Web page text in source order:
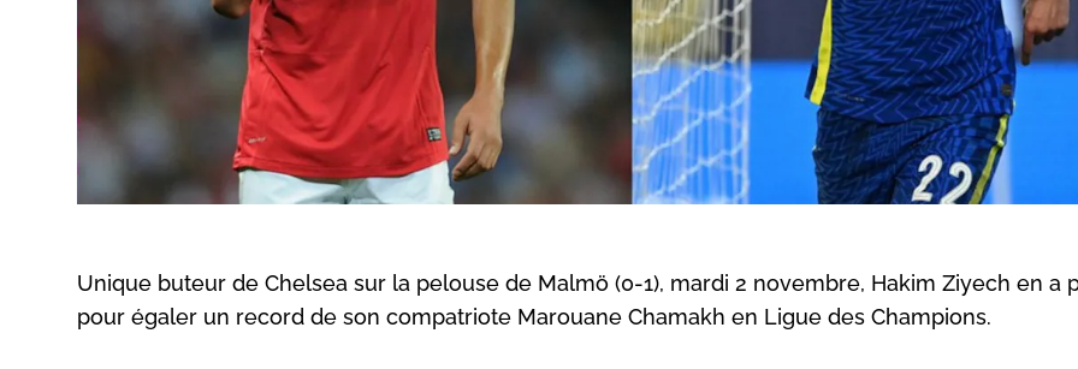
Unique buteur de Chelsea sur la pelouse de Malmö (0-1), mardi 2 novembre, Hakim Ziyech en a
pour égaler un record de son compatriote Marouane Chamakh en Ligue des Champions.